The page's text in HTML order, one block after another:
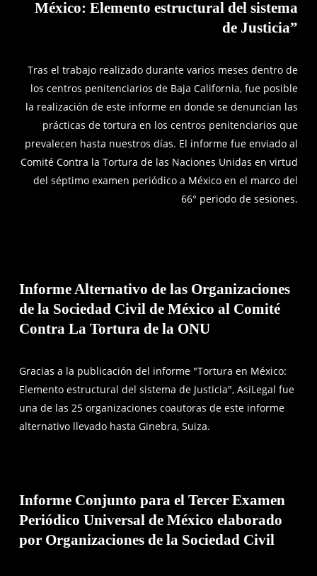
México: Elemento estructural del sistema
de Justicia”
Tras el trabajo realizado durante varios meses dentro de
los centros penitenciarios de Baja California, fue posible
la realización de este informe en donde se denuncian las
prácticas de tortura en los centros penitenciarios que
prevalecen hasta nuestros días. El informe fue enviado al
Comité Contra la Tortura de las Naciones Unidas en virtud
del séptimo examen periódico a México en el marco del
66° periodo de sesiones.
Informe Alternativo de las Organizaciones
de la Sociedad Civil de México al Comité
Contra La Tortura de la ONU
Gracias a la publicación del informe "Tortura en México:
Elemento estructural del sistema de Justicia", AsiLegal fue
una de las 25 organizaciones coautoras de este informe
alternativo llevado hasta Ginebra, Suiza.
Informe Conjunto para el Tercer Examen
Periódico Universal de México elaborado
por Organizaciones de la Sociedad Civil